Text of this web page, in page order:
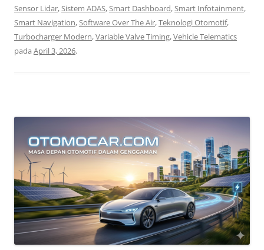
Sensor Lidar, Sistem ADAS, Smart Dashboard, Smart Infotainment,
Smart Navigation, Software Over The Air,Teknologi Otomotif,
Turbocharger Modern,Variable Valve Timing,Vehicle Telematics
pada April 3, 2026.